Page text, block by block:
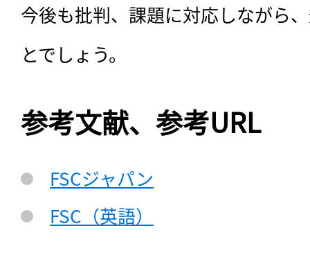
今後も批判、課題に対応しながら
とでしょう。
参考文献、参考URL
FSCジャパン
FSC（英語）